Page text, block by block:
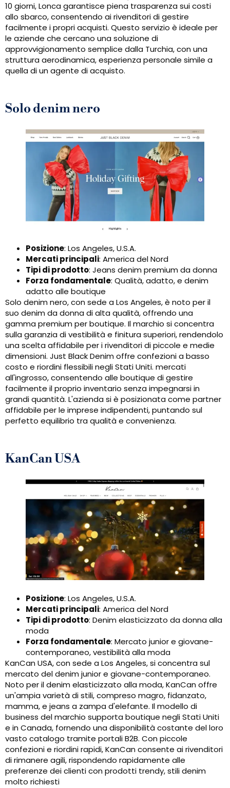
10 giorni, Lonca garantisce piena trasparenza sui costi
allo sbarco, consentendo ai rivenditori di gestire
facilmente i propri acquisti. Questo servizio è ideale per
le aziende che cercano una soluzione di
approvvigionamento semplice dalla Turchia, con una
struttura aerodinamica, esperienza personale simile a
quella di un agente di acquisto.
Solo denim nero
Posizione: Los Angeles, U.S.A.
Mercati principali: America del Nord
Tipi di prodotto: Jeans denim premium da donna
Forza fondamentale: Qualità, adatto, e denim
adatto alle boutique
Solo denim nero, con sede a Los Angeles, è noto per il
suo denim da donna di alta qualità, offrendo una
gamma premium per boutique. Il marchio si concentra
sulla garanzia di vestibilità e finitura superiori, rendendolo
una scelta affidabile per i rivenditori di piccole e medie
dimensioni. Just Black Denim offre confezioni a basso
costo e riordini flessibili negli Stati Uniti. mercati
all'ingrosso, consentendo alle boutique di gestire
facilmente il proprio inventario senza impegnarsi in
grandi quantità. L'azienda si è posizionata come partner
affidabile per le imprese indipendenti, puntando sul
perfetto equilibrio tra qualità e convenienza.
KanCan USA
Posizione: Los Angeles, U.S.A.
Mercati principali: America del Nord
Tipi di prodotto: Denim elasticizzato da donna alla
moda
Forza fondamentale: Mercato junior e giovane-
contemporaneo, vestibilità alla moda
KanCan USA, con sede a Los Angeles, si concentra sul
mercato del denim junior e giovane-contemporaneo.
Noto per il denim elasticizzato alla moda, KanCan offre
un'ampia varietà di stili, compreso magro, fidanzato,
mamma, e jeans a zampa d'elefante. Il modello di
business del marchio supporta boutique negli Stati Uniti
e in Canada, fornendo una disponibilità costante del loro
vasto catalogo tramite portali B2B. Con piccole
confezioni e riordini rapidi, KanCan consente ai rivenditori
di rimanere agili, rispondendo rapidamente alle
preferenze dei clienti con prodotti trendy, stili denim
molto richiesti